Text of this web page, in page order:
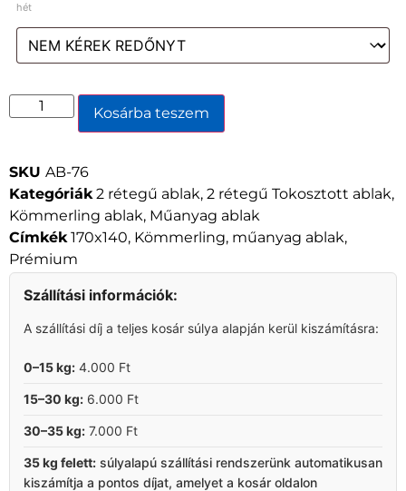
hét
Kosárba teszem
SKU AB-76
Kategóriák 2 rétegű ablak, 2 rétegű Tokosztott ablak,
Kömmerling ablak, Műanyag ablak
Címkék 170x140, Kömmerling, műanyag ablak,
Prémium
Szállítási információk:
A szállítási díj a teljes kosár súlya alapján kerül kiszámításra:
0–15 kg: 4.000 Ft
15–30 kg: 6.000 Ft
30–35 kg: 7.000 Ft
35 kg felett: súlyalapú szállítási rendszerünk automatikusan
kiszámítja a pontos díjat, amelyet a kosár oldalon